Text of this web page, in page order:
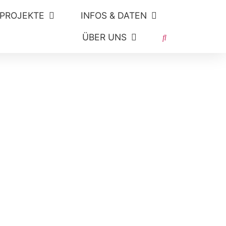
INFOS & DATEN
ÜBER UNS